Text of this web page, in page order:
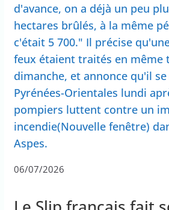
d'avance, on a déjà un peu
hectares brûlés, à la même
c'était 5 700." Il précise
feux étaient traités en même
dimanche, et annonce qu'il
Pyrénées-Orientales lundi
pompiers luttent contre un
incendie(Nouvelle fenêtre)
Aspes.
06/07/2026